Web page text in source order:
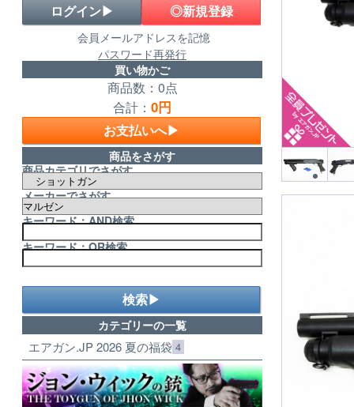
◎新規登録
会員メールアドレスを記憶
パスワード再発行
買い物かご
商品数：0点
合計： 0円
お支払いへ▶
商品をさがす
商品カテゴリでさがす
メーカーでさがす
キーワード：AND検索
キーワード：OR検索
検索▶
カテゴリーの一覧
エアガン.JP 2026 夏の福袋 4